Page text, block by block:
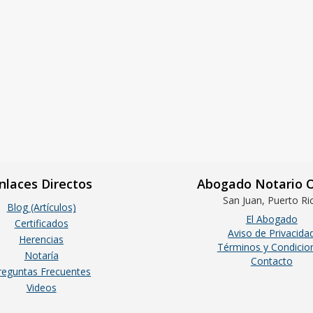
Directos
Blog (Artículos)
Certificados
Herencias
Notaría
Frecuentes
Videos
Abogado Notario
San Juan, Puerto
El Abogado
Aviso de
Términos y
Contacto